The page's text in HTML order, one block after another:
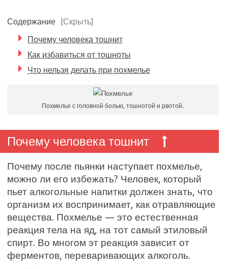
Содержание
[Скрыть]
Почему человека тошнит
Как избавиться от тошноты
Что нельзя делать при похмелье
Похмелье с головной болью, тошнотой и рвотой.
Почему человека тошнит
Почему после пьянки наступает похмелье,
можно ли его избежать? Человек, который
пьет алкогольные напитки должен знать, что
организм их воспринимает, как отравляющие
вещества. Похмелье — это естественная
реакция тела на яд, на тот самый этиловый
спирт. Во многом эт реакция зависит от
ферментов, переваривающих алкоголь.